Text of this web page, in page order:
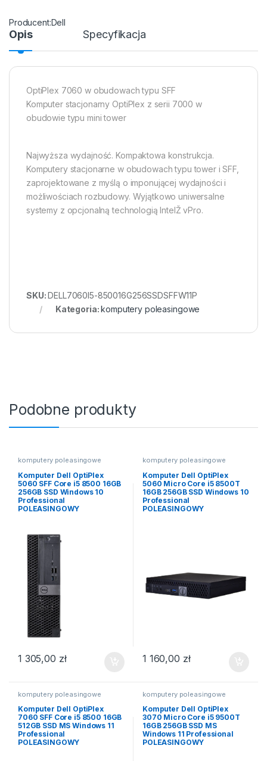
Dell
Opis Specyfikacja
OptiPlex 7060 w obudowach typu SFF
Komputer stacjonarny OptiPlex z serii 7000 w
obudowie typu mini tower
Najwyższa wydajność. Kompaktowa konstrukcja.
Komputery stacjonarne w obudowach typu tower i SFF,
zaprojektowane z myślą o imponującej wydajności i
możliwościach rozbudowy. Wyjątkowo uniwersalne
systemy z opcjonalną technologią IntelŽ vPro.
SKU:DELL7060I5-850016G256SSDSFFW11P
Kategoria:komputery poleasingowe
Podobne produkty
komputery poleasingowe
Komputer Dell OptiPlex
5060 SFF Core i5 8500 16GB
256GB SSD Windows 10
Professional
POLEASINGOWY
1 305,00 zł
komputery poleasingowe
Komputer Dell OptiPlex
5060 Micro Core i5 8500T
16GB 256GB SSD Windows 10
Professional
POLEASINGOWY
1 160,00 zł
komputery poleasingowe
Komputer Dell OptiPlex
7060 SFF Core i5 8500 16GB
512GB SSD MS Windows 11
Professional
POLEASINGOWY
komputery poleasingowe
Komputer Dell OptiPlex
3070 Micro Core i5 9500T
16GB 256GB SSD MS
Windows 11 Professional
POLEASINGOWY